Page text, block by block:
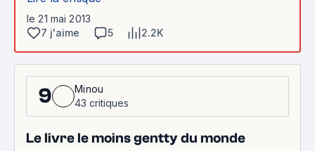
le 21 mai 2013
7 j'aime
5 2.2K
9
Minou
43 critiques
Le livre le moins gentty du monde